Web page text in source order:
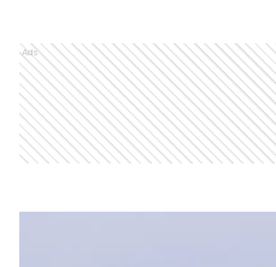
Ads